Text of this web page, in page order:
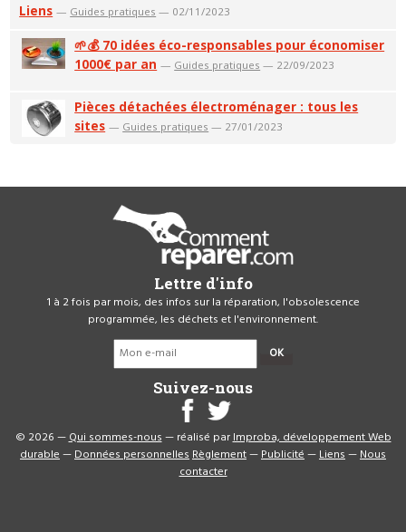
Liens — Guides pratiques — 02/11/2023
🌱💰 70 idées éco-responsables pour économiser
1000€ par an — Guides pratiques — 22/09/2023
Pièces détachées électroménager : tous les
sites — Guides pratiques — 27/01/2023
Lettre d'info
1 à 2 fois par mois, des infos sur la réparation, l'obsolescence
programmée, les déchets et l'environnement.
OK
Suivez-nous
© 2026 —Qui sommes-nous— réalisé parImproba, développement Web
durable—Données personnellesRèglement—Publicité—Liens—Nous
contacter